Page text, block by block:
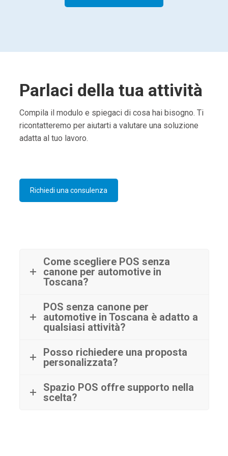
Parlaci della tua attività
Compila il modulo e spiegaci di cosa hai bisogno. Ti
ricontatteremo per aiutarti a valutare una soluzione
adatta al tuo lavoro.
Richiedi una consulenza
Come scegliere POS senza
canone per automotive in
Toscana?
POS senza canone per
automotive in Toscana è adatto a
qualsiasi attività?
Posso richiedere una proposta
personalizzata?
Spazio POS offre supporto nella
scelta?